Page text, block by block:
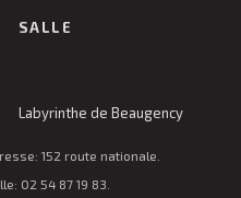
SALLE
Labyrinthe de Beaugency
152 route nationale
02 54 87 19 83.